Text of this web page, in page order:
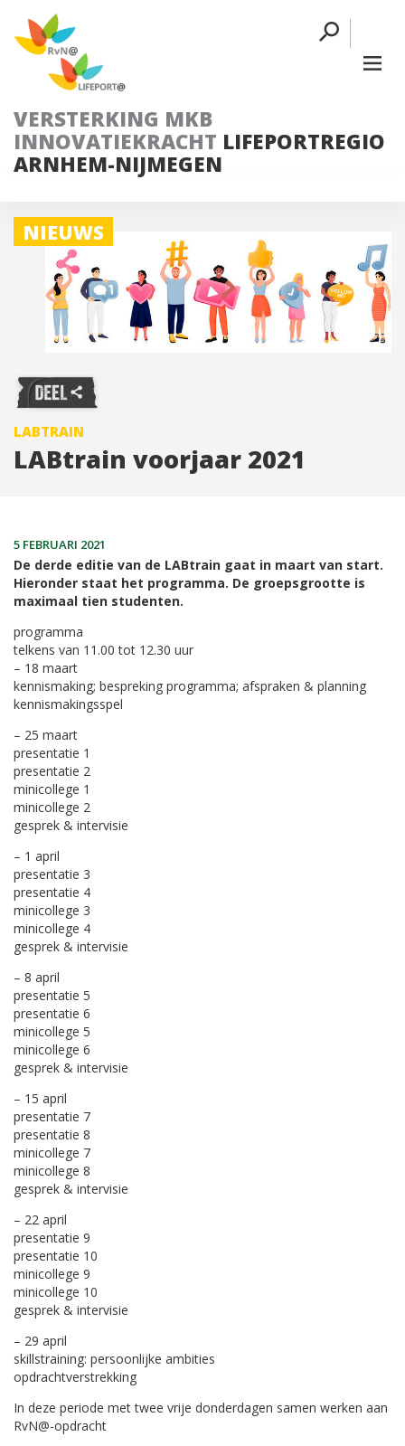
VERSTERKING MKB
INNOVATIEKRACHT LIFEPORTREGIO
ARNHEM-NIJMEGEN
NIEUWS
LABTRAIN
LABtrain voorjaar 2021
5 FEBRUARI 2021
De derde editie van de LABtrain gaat in maart van start.
Hieronder staat het programma. De groepsgrootte is
maximaal tien studenten.
programma
telkens van 11.00 tot 12.30 uur
– 18 maart
kennismaking; bespreking programma; afspraken & planning
kennismakingsspel
– 25 maart
presentatie 1
presentatie 2
minicollege 1
minicollege 2
gesprek & intervisie
– 1 april
presentatie 3
presentatie 4
minicollege 3
minicollege 4
gesprek & intervisie
– 8 april
presentatie 5
presentatie 6
minicollege 5
minicollege 6
gesprek & intervisie
– 15 april
presentatie 7
presentatie 8
minicollege 7
minicollege 8
gesprek & intervisie
– 22 april
presentatie 9
presentatie 10
minicollege 9
minicollege 10
gesprek & intervisie
– 29 april
skillstraining: persoonlijke ambities
opdrachtverstrekking
In deze periode met twee vrije donderdagen samen werken aan
RvN@-opdracht